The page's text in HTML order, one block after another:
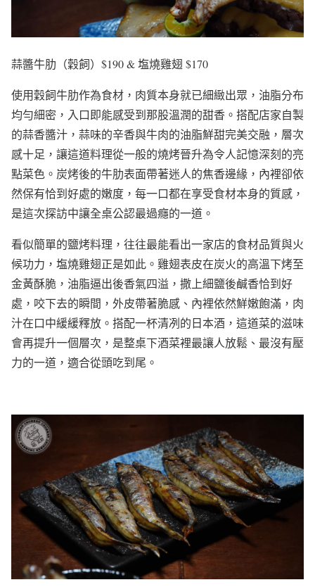
蒜醬牛肋（穀飼）$190 & 塩燒雞翅 $170
使用穀飼牛肋作為食材，肉質本身就已細緻出眾，油脂分布
均勻細密，入口即能感受到那股溫潤的甜香。搭配店家自製
的蒜香醬汁，蒜味的辛香與牛肉的油脂鮮甜完美交融，層次
感十足，讓這道料理從一般的燒烤晉升為令人記憶深刻的亮
點菜色。炭烤後的牛肋表面帶著迷人的焦香邊緣，內裡卻依
然保有恰到好處的嫩度，每一口都在享受食材本身的質感，
是這次探訪中讓全桌公認最過癮的一道。
看似簡單的鹽烤料理，往往最能看出一家店的食材品質與火
候功力，塩燒雞翅正是如此。雞翅表皮在炭火的高溫下烤至
金黃酥脆，油脂逼出後香氣四溢，撒上細鹽後鹹香恰到好
處，咬下去的瞬間，外皮帶著脆感、內裡依然鮮嫩飽滿，肉
汁在口中緩緩釋放。搭配一杯清冽的日本酒，這道菜的滋味
會再提升一個層次，是整桌下酒菜裡最讓人放鬆、最沒有壓
力的一道，適合從頭吃到尾。